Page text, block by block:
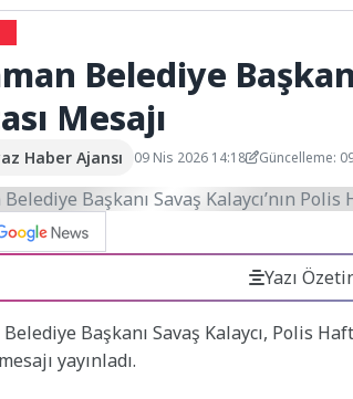
Belediye
Mesajı
Haber Ajansı 09 Nis 2026 14:18 Güncelleme:
Yazı
Başkanı Savaş Kalaycı, Polis
yayınladı.